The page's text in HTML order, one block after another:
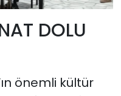
DOLU
önemli kültür